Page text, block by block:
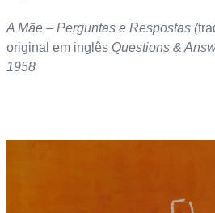
A Mãe – Perguntas e Respostas (
original em inglês Questions &
1958